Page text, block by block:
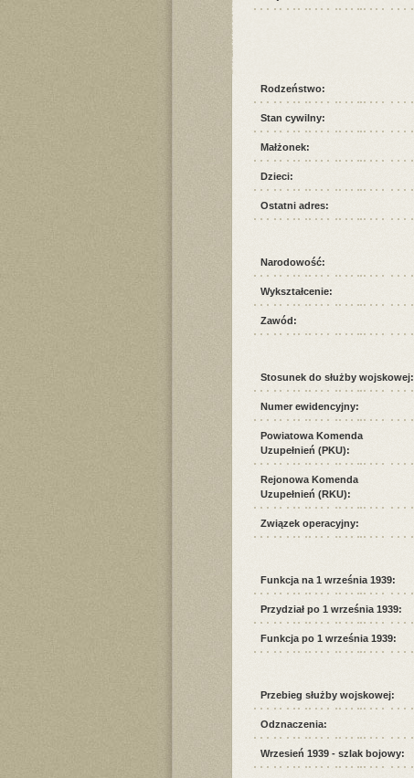
Rodzeństwo:
Stan cywilny:
Małżonek:
Dzieci:
Ostatni adres:
Narodowość:
Wykształcenie:
Zawód:
Stosunek do służby wojskowej:
Numer ewidencyjny:
Powiatowa Komenda
Uzupełnień (PKU):
Rejonowa Komenda
Uzupełnień (RKU):
Związek operacyjny:
Funkcja na 1 września 1939:
Przydział po 1 września 1939:
Funkcja po 1 września 1939:
Przebieg służby wojskowej:
Odznaczenia:
Wrzesień 1939 - szlak bojowy: